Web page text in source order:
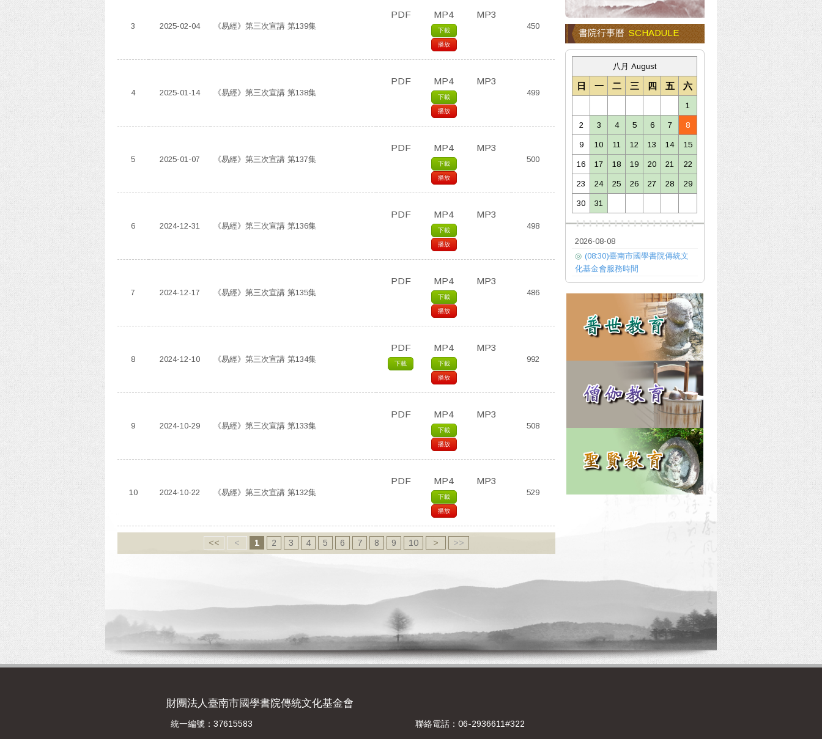
3 2025-02-04 《易經》第三次宣講 第139集
PDF MP4
下載
播放
MP3
450
4 2025-01-14 《易經》第三次宣講 第138集
PDF MP4
下載
播放
MP3
499
5 2025-01-07 《易經》第三次宣講 第137集
PDF MP4
下載
播放
MP3
500
6 2024-12-31 《易經》第三次宣講 第136集
PDF MP4
下載
播放
MP3
498
7 2024-12-17 《易經》第三次宣講 第135集
PDF MP4
下載
播放
MP3
486
8 2024-12-10 《易經》第三次宣講 第134集
PDF
下載
MP4
下載
播放
MP3
992
9 2024-10-29 《易經》第三次宣講 第133集
PDF MP4
下載
播放
MP3
508
10 2024-10-22 《易經》第三次宣講 第132集
PDF MP4
下載
播放
MP3
529
<< < 1 2 3 4 5 6 7 8 9 10 > >>
書院行事曆 SCHADULE
八月 August
日 一 二 三 四 五 六
1
2 3 4 5 6 7 8
9 10 11 12 13 14 15
16 17 18 19 20 21 22
23 24 25 26 27 28 29
30 31
2026-08-08
◎ (08:30)臺南市國學書院傳統文
化基金會服務時間
財團法人臺南市國學書院傳統文化基金會
統一編號：37615583 聯絡電話：06-2936611#322